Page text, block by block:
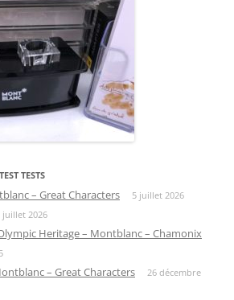
TESTS
– Great Characters 5 juillet 2026
juillet 2026
Heritage – Montblanc – Chamonix
– Great Characters
26 décembre